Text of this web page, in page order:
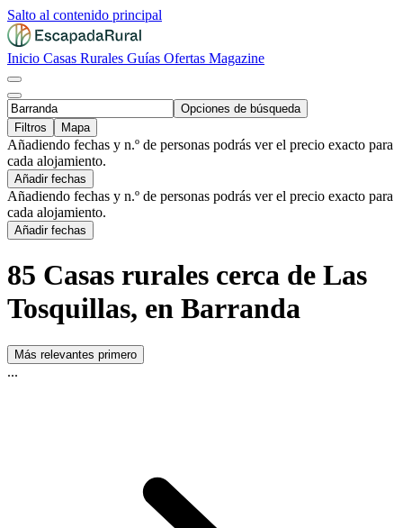
Salto al contenido principal
Inicio Casas Rurales Guías Ofertas Magazine
Opciones de búsqueda
Filtros
Mapa
Añadiendo fechas y n.º de personas podrás ver el precio exacto para
cada alojamiento.
Añadir fechas
Añadiendo fechas y n.º de personas podrás ver el precio exacto para
cada alojamiento.
Añadir fechas
85 Casas rurales cerca de Las
Tosquillas, en Barranda
Más relevantes primero
...